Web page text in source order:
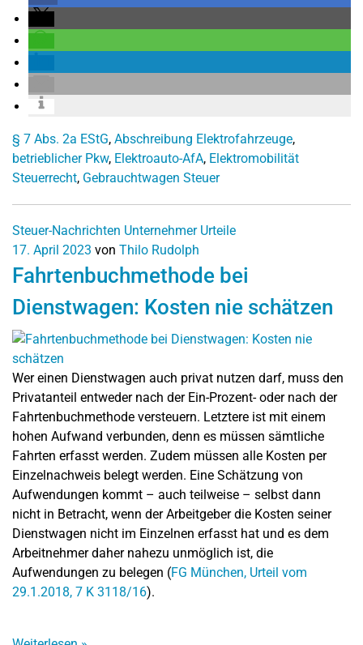
§ 7 Abs. 2a EStG, Abschreibung Elektrofahrzeuge,
betrieblicher Pkw, Elektroauto-AfA, Elektromobilität
Steuerrecht, Gebrauchtwagen Steuer
Steuer-Nachrichten Unternehmer Urteile
17. April 2023 von Thilo Rudolph
Fahrtenbuchmethode bei
Dienstwagen: Kosten nie schätzen
Wer einen Dienstwagen auch privat nutzen darf, muss den
Privatanteil entweder nach der Ein-Prozent- oder nach der
Fahrtenbuchmethode versteuern. Letztere ist mit einem
hohen Aufwand verbunden, denn es müssen sämtliche
Fahrten erfasst werden. Zudem müssen alle Kosten per
Einzelnachweis belegt werden. Eine Schätzung von
Aufwendungen kommt – auch teilweise – selbst dann
nicht in Betracht, wenn der Arbeitgeber die Kosten seiner
Dienstwagen nicht im Einzelnen erfasst hat und es dem
Arbeitnehmer daher nahezu unmöglich ist, die
Aufwendungen zu belegen (FG München, Urteil vom
29.1.2018, 7 K 3118/16).